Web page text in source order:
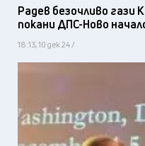
Радев безочливо
покани ДПС-Ново
18:13, 10 дек 24 /